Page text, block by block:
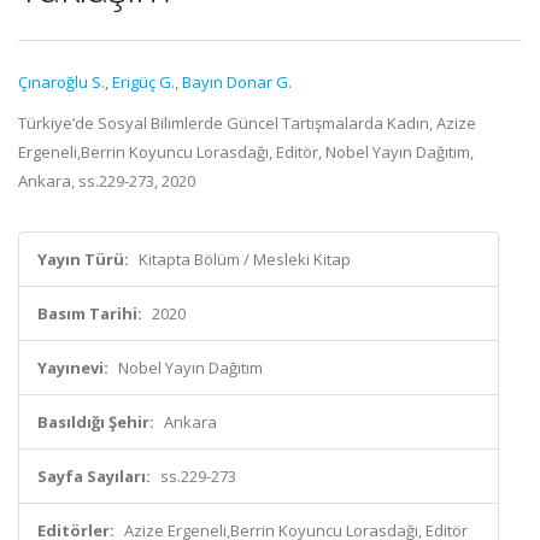
Çınaroğlu S.,Erigüç G.,Bayın Donar G.
Türkiye’de Sosyal Bilimlerde Güncel Tartışmalarda Kadın, Azize
Ergeneli,Berrin Koyuncu Lorasdağı, Editör, Nobel Yayın Dağıtım,
Ankara, ss.229-273, 2020
Yayın Türü: Kitapta Bölüm / Mesleki Kitap
Basım Tarihi: 2020
Yayınevi: Nobel Yayın Dağıtım
Basıldığı Şehir: Ankara
Sayfa Sayıları: ss.229-273
Editörler: Azize Ergeneli,Berrin Koyuncu Lorasdağı, Editör